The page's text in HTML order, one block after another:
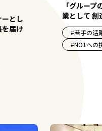
とし
届け
「グルー
業として 創
#若手の活
#NO1への